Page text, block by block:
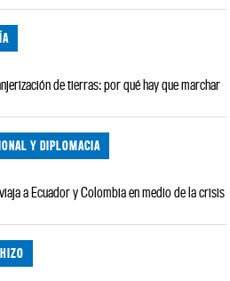
de tierras: por qué hay que marchar
Y DIPLOMACIA
a Ecuador y Colombia en medio de la crisis